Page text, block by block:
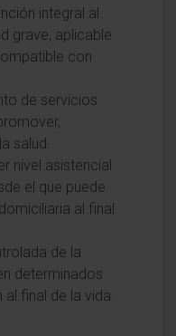
integral al
grave, aplicable
con
de servicios
salud.
nivel asistencial
el que puede
al final
de la
determinados
final de la vida.